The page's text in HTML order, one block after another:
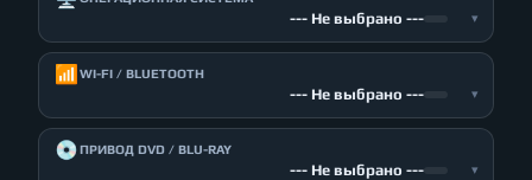
--- Не выбрано --- ▾
📶 WI-FI / BLUETOOTH
--- Не выбрано --- ▾
💿ПРИВОД DVD / BLU-RAY
--- Не выбрано --- ▾